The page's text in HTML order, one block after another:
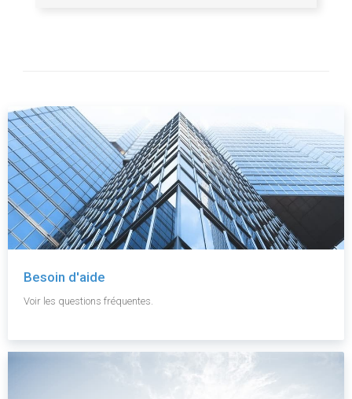
Besoin d'aide
Voir les questions fréquentes.